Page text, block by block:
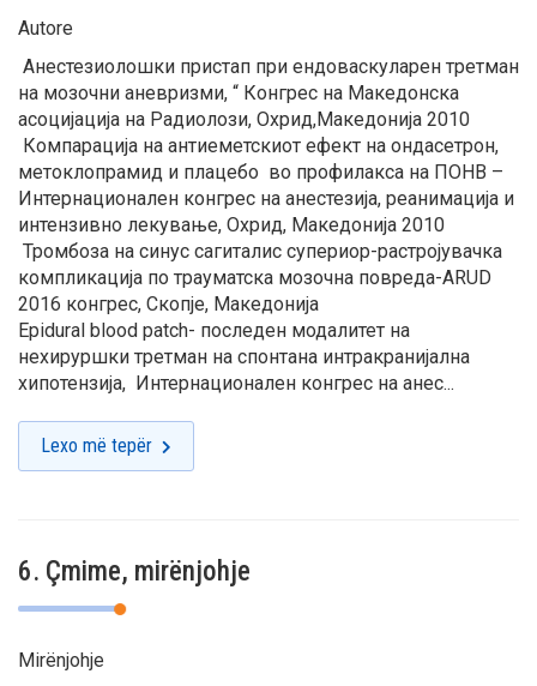
Autore
Анестезиолошки пристап при ендоваскуларен третман
на мозочни аневризми, “ Конгрес на Македонска
асоцијација на Радиолози, Охрид,Македонија 2010
Компарација на антиеметскиот ефект на ондасетрон,
метоклопрамид и плацебо во профилакса на ПОНВ –
Интернационален конгрес на анестезија, реанимација и
интензивно лекување, Охрид, Македонија 2010
Тромбоза на синус сагиталис супериор-растројувачка
компликација по трауматска мозочна повреда-ARUD
2016 конгрес, Скопје, Македонија
Epidural blood patch- последен модалитет на
нехируршки третман на спонтана интракранијална
хипотензија, Интернационален конгрес на анес...
Lexo më tepër
6. Çmime, mirënjohje
Mirënjohje